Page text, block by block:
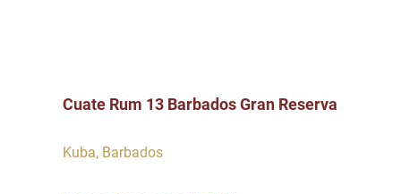
Cuate Rum 13 Barbados Gran Reserva
Kuba, Barbados